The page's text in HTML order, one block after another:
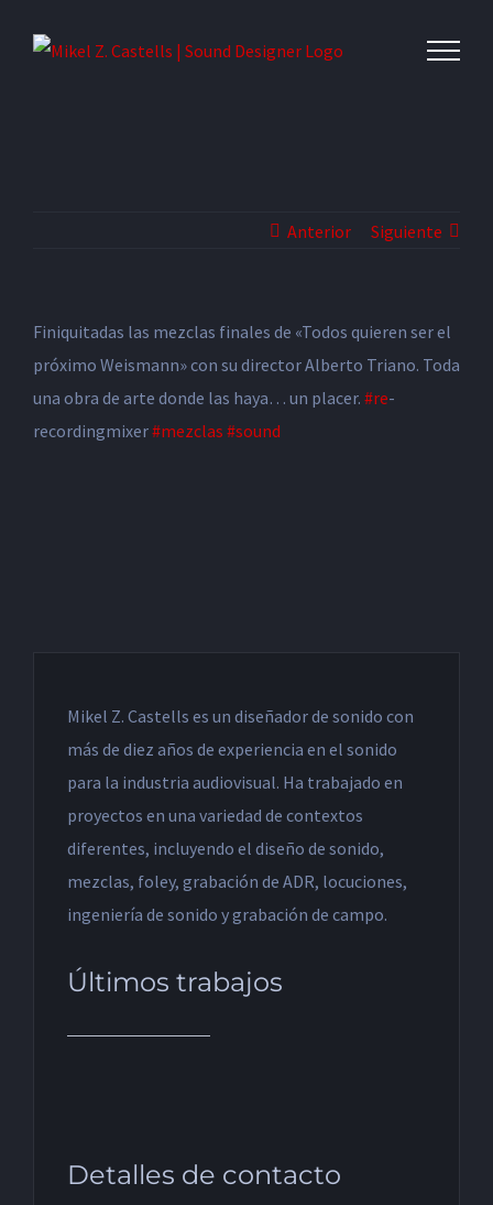
Anterior Siguiente
Finiquitadas las mezclas finales de «Todos quieren ser el
próximo Weismann» con su director Alberto Triano. Toda
una obra de arte donde las haya… un placer. #re-
recordingmixer#mezclas #sound
Mikel Z. Castells es un diseñador de sonido con
más de diez años de experiencia en el sonido
para la industria audiovisual. Ha trabajado en
proyectos en una variedad de contextos
diferentes, incluyendo el diseño de sonido,
mezclas, foley, grabación de ADR, locuciones,
ingeniería de sonido y grabación de campo.
Últimos trabajos
Detalles de contacto